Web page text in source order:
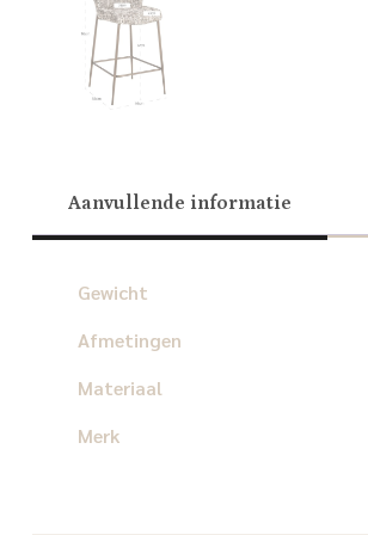
Aanvullende informatie
Gewicht
Afmetingen
Materiaal
Merk